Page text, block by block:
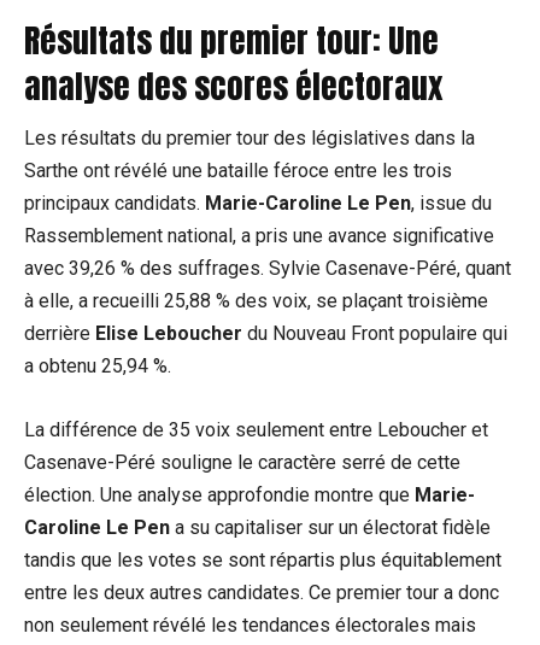
Résultats du premier tour: Une
analyse des scores électoraux
Les résultats du premier tour des législatives dans la
Sarthe ont révélé une bataille féroce entre les trois
principaux candidats. Marie-Caroline Le Pen, issue du
Rassemblement national, a pris une avance significative
avec 39,26 % des suffrages. Sylvie Casenave-Péré, quant
à elle, a recueilli 25,88 % des voix, se plaçant troisième
derrière Elise Leboucher du Nouveau Front populaire qui
a obtenu 25,94 %.
La différence de 35 voix seulement entre Leboucher et
Casenave-Péré souligne le caractère serré de cette
élection. Une analyse approfondie montre que Marie-
Caroline Le Pen a su capitaliser sur un électorat fidèle
tandis que les votes se sont répartis plus équitablement
entre les deux autres candidates. Ce premier tour a donc
non seulement révélé les tendances électorales mais